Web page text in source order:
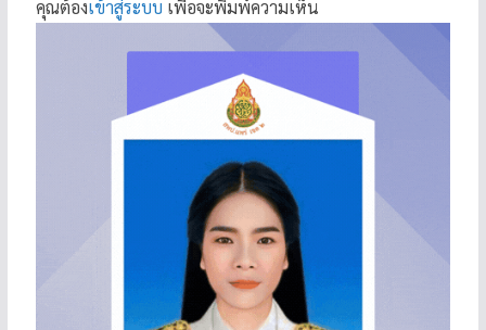
คุณต้องเข้าสู่ระบบ เพื่อจะพิมพ์ความเห็น